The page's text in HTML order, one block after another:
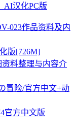
AI汉化PC版
023作品资料及内
版[726M]
资料整理与内容介
冒险/官方中文+动
官方中文版